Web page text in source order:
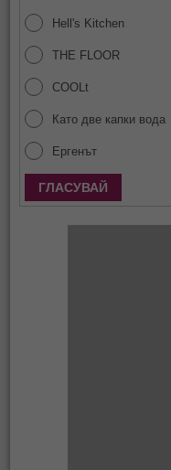
Hell's Kitchen
THE FLOOR
COOLt
Като две капки вода
Ергенът